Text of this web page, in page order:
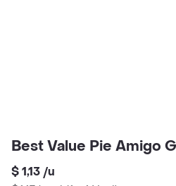
Best Value Pie Amigo
$ 1,13 /u